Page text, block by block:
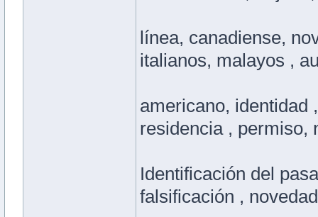
línea, canadiense,
italianos, malayos ,
americano, identidad
residencia , permiso,
Identificación del
falsificación ,